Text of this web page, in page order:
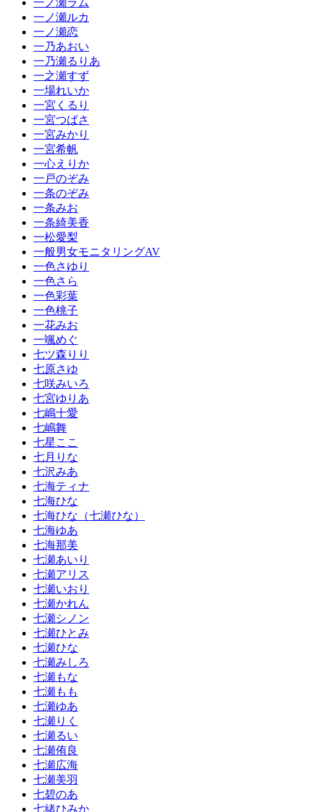
一ノ瀬ルカ
一ノ瀬恋
一乃あおい
一乃瀬るりあ
一之瀬すず
一場れいか
一宮くるり
一宮つばさ
一宮みかり
一宮希帆
一心えりか
一戸のぞみ
一条のぞみ
一条みお
一条綺美香
一松愛梨
一般男女モニタリングAV
一色さゆり
一色さら
一色彩葉
一色桃子
一花みお
一颯めぐ
七ツ森りり
七原さゆ
七咲みいろ
七宮ゆりあ
七嶋十愛
七嶋舞
七星ここ
七月りな
七沢みあ
七海ティナ
七海ひな
七海ひな（七瀬ひな）
七海ゆあ
七海那美
七瀬あいり
七瀬アリス
七瀬いおり
七瀬かれん
七瀬シノン
七瀬ひとみ
七瀬ひな
七瀬みしろ
七瀬もな
七瀬もも
七瀬ゆあ
七瀬りく
七瀬るい
七瀬侑良
七瀬広海
七瀬美羽
七碧のあ
七緒ひみか